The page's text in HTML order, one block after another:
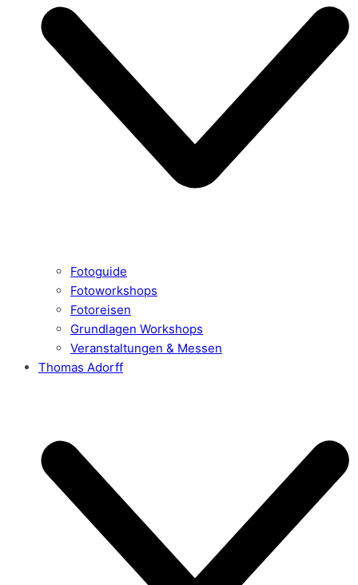
Fotoguide
Fotoworkshops
Fotoreisen
Grundlagen Workshops
Veranstaltungen & Messen
Thomas Adorff